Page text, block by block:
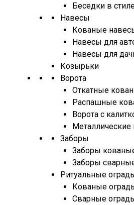
Беседки в
Навесы
Кованые
Навесы для
Навесы для
Козырьки
Ворота
Откатные
Распашные
Ворота с
Металлические
Заборы
Заборы
Заборы
Ритуальные
Кованые
Сварные